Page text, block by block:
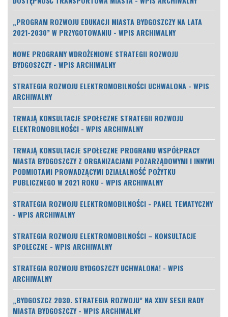
„PROGRAM ROZWOJU EDUKACJI MIASTA BYDGOSZCZY NA LATA
2021-2030” W PRZYGOTOWANIU - WPIS ARCHIWALNY
NOWE PROGRAMY WDROŻENIOWE STRATEGII ROZWOJU
BYDGOSZCZY - WPIS ARCHIWALNY
STRATEGIA ROZWOJU ELEKTROMOBILNOŚCI UCHWALONA - WPIS
ARCHIWALNY
TRWAJĄ KONSULTACJE SPOŁECZNE STRATEGII ROZWOJU
ELEKTROMOBILNOŚCI - WPIS ARCHIWALNY
TRWAJĄ KONSULTACJE SPOŁECZNE PROGRAMU WSPÓŁPRACY
MIASTA BYDGOSZCZY Z ORGANIZACJAMI POZARZĄDOWYMI I INNYMI
PODMIOTAMI PROWADZĄCYMI DZIAŁALNOŚĆ POŻYTKU
PUBLICZNEGO W 2021 ROKU - WPIS ARCHIWALNY
STRATEGIA ROZWOJU ELEKTROMOBILNOŚCI - PANEL TEMATYCZNY
- WPIS ARCHIWALNY
STRATEGIA ROZWOJU ELEKTROMOBILNOŚCI – KONSULTACJE
SPOŁECZNE - WPIS ARCHIWALNY
STRATEGIA ROZWOJU BYDGOSZCZY UCHWALONA! - WPIS
ARCHIWALNY
„BYDGOSZCZ 2030. STRATEGIA ROZWOJU” NA XXIV SESJI RADY
MIASTA BYDGOSZCZY - WPIS ARCHIWALNY